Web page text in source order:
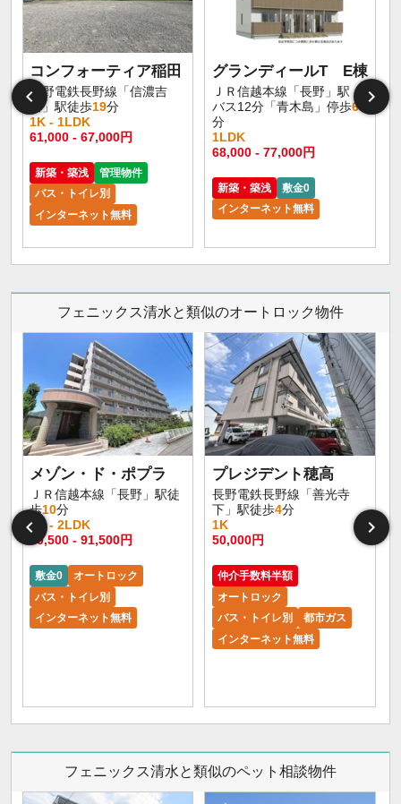
コンフォーティア稲田
長野電鉄長野線「信濃吉
田」駅徒歩19分
1K - 1LDK
61,000 - 67,000円
新築・築浅
管理物件
バス・トイレ別
インターネット無料
グランディールT E棟
ＪＲ信越本線「長野」駅
バス12分「青木島」停歩6
分
1LDK
68,000 - 77,000円
新築・築浅
敷金0
インターネット無料
フェニックス清水と類似のオートロック物件
メゾン・ド・ポプラ
ＪＲ信越本線「長野」駅徒
歩10分
1R - 2LDK
60,500 - 91,500円
敷金0
オートロック
バス・トイレ別
インターネット無料
プレジデント穂高
長野電鉄長野線「善光寺
下」駅徒歩4分
1K
50,000円
仲介手数料半額
オートロック
バス・トイレ別
都市ガス
インターネット無料
フェニックス清水と類似のペット相談物件